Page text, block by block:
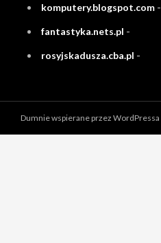
komputery.blogspot.com -
fantastyka.nets.pl -
rosyjskadusza.cba.pl -
Dumnie wspierane przez WordPressa